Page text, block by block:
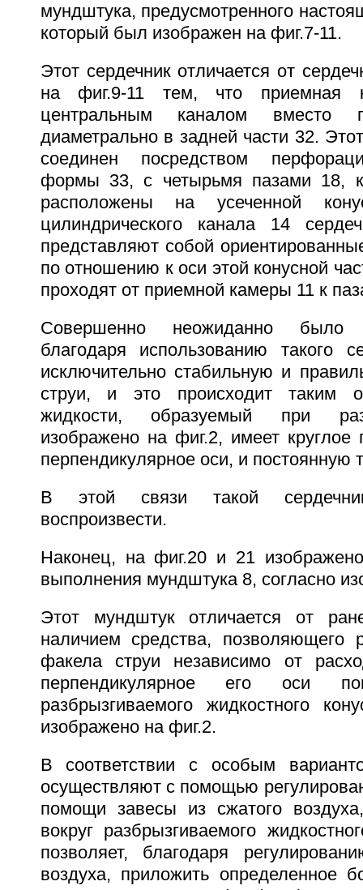
мундштука, предусмотренного
который был изображен на фиг.7-11.
Этот сердечник отличается от
на фиг.9-11 тем, что приемная
центральным каналом вместо
диаметрально в задней части 32.
соединен посредством
формы 33, с четырьмя пазами 18,
расположены на усеченной
цилиндрического канала 14
представляют собой
по отношению к оси этой конусной
проходят от приемной камеры 11 к
Совершенно неожиданно было
благодаря использованию такого
исключительно стабильную и
струи, и это происходит таким
жидкости, образуемый при
изображено на фиг.2, имеет круглое
перпендикулярное оси, и постоянную
В этой связи такой
воспроизвести.
Наконец, на фиг.20 и 21
выполнения мундштука 8, согласно
Этот мундштук отличается от
наличием средства, позволяющего
факела струи независимо от
перпендикулярное его оси
разбрызгиваемого жидкостного
изображено на фиг.2.
В соответствии с особым
осуществляют с помощью
помощи завесы из сжатого
вокруг разбрызгиваемого
позволяет, благодаря
воздуха, приложить определенное